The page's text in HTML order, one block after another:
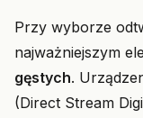
Przy wyborze
najważniejszym
gęstych.
(Direct Stream